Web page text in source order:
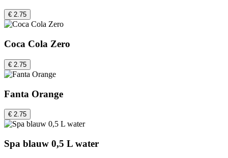
€ 2.75
Coca Cola Zero
€ 2.75
Fanta Orange
€ 2.75
Spa blauw 0,5 L water